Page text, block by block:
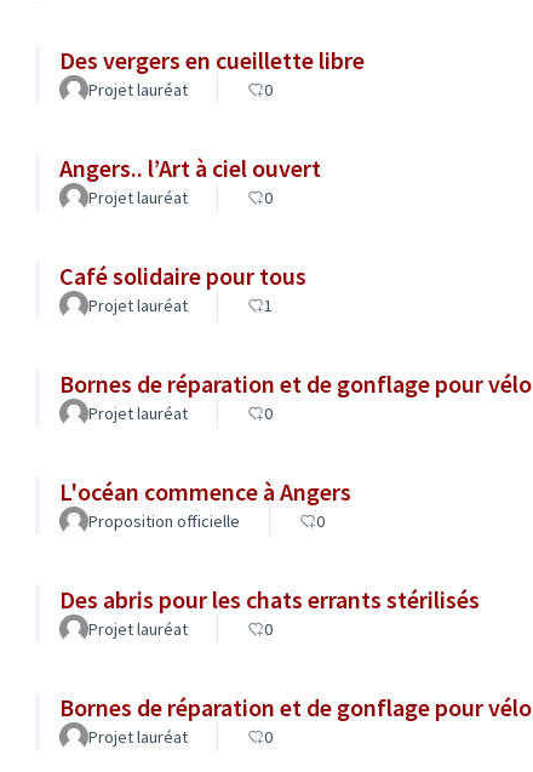
Des vergers en cueillette libre
Projet lauréat 0
Angers.. l’Art à ciel ouvert
Projet lauréat 0
Café solidaire pour tous
Projet lauréat 1
Bornes de réparation et de gonflage pour vélo
Projet lauréat 0
L'océan commence à Angers
Proposition officielle 0
Des abris pour les chats errants stérilisés
Projet lauréat 0
Bornes de réparation et de gonflage pour vélo
Projet lauréat 0